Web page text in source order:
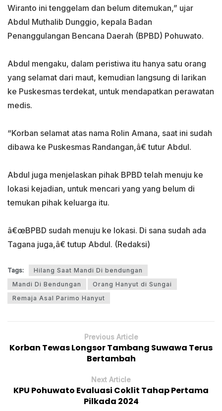
Wiranto ini tenggelam dan belum ditemukan,” ujar
Abdul Muthalib Dunggio, kepala Badan
Penanggulangan Bencana Daerah (BPBD) Pohuwato.
Abdul mengaku, dalam peristiwa itu hanya satu orang
yang selamat dari maut, kemudian langsung di larikan
ke Puskesmas terdekat, untuk mendapatkan perawatan
medis.
“Korban selamat atas nama Rolin Amana, saat ini sudah
dibawa ke Puskesmas Randangan,â€ tutur Abdul.
Abdul juga menjelaskan pihak BPBD telah menuju ke
lokasi kejadian, untuk mencari yang yang belum di
temukan pihak keluarga itu.
â€œBPBD sudah menuju ke lokasi. Di sana sudah ada
Tagana juga,â€ tutup Abdul. (Redaksi)
Tags:
Hilang Saat Mandi Di bendungan
Mandi Di Bendungan
Orang Hanyut di Sungai
Remaja Asal Parimo Hanyut
Previous Article
Korban Tewas Longsor Tambang Suwawa Terus
Bertambah
Next Article
KPU Pohuwato Evaluasi Coklit Tahap Pertama
Pilkada 2024